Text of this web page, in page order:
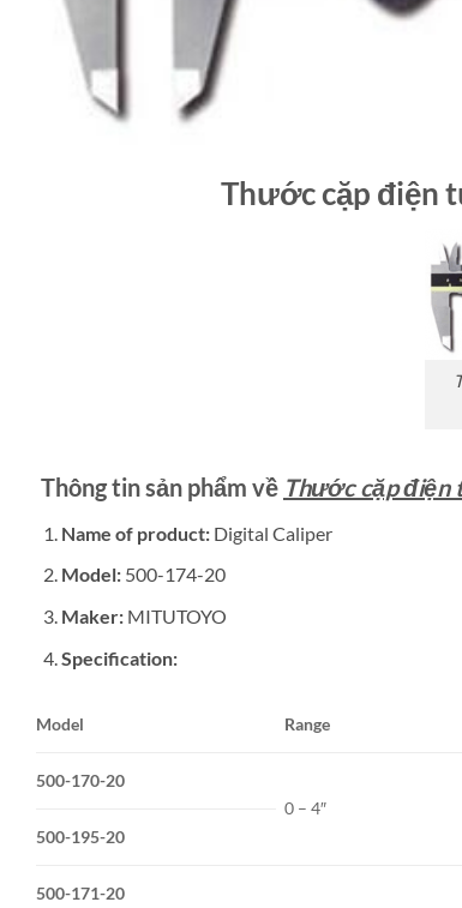
Thước cặp điện
Thông tin sản phẩm về Thước cặp
Name of product: Digital Caliper
Model: 500-174-20
Maker: MITUTOYO
Specification:
Model Range
500-170-20
0 – 4″
500-195-20
500-171-20